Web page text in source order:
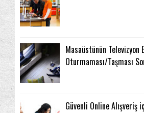
Masaüstünün Televizyon
Oturmaması/Taşması
Güvenli Online Alışveriş